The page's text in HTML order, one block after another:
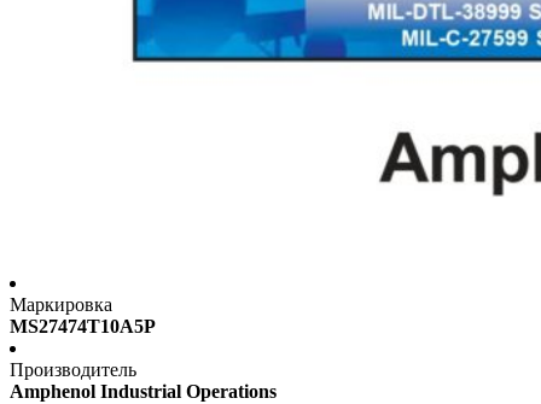
Маркировка
MS27474T10A5P
Производитель
Amphenol Industrial Operations